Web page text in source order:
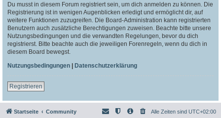
Du musst in diesem Forum registriert sein, um dich anmelden zu können. Die
Registrierung ist in wenigen Augenblicken erledigt und ermöglicht dir, auf
weitere Funktionen zuzugreifen. Die Board-Administration kann registrierten
Benutzern auch zusätzliche Berechtigungen zuweisen. Beachte bitte unsere
Nutzungsbedingungen und die verwandten Regelungen, bevor du dich
registrierst. Bitte beachte auch die jeweiligen Forenregeln, wenn du dich in
diesem Board bewegst.
Nutzungsbedingungen | Datenschutzerklärung
Registrieren
Startseite Community Alle Zeiten sind UTC+02:00